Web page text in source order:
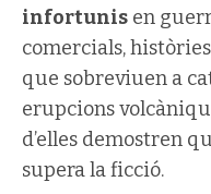
infortunis en
comercials,
que sobreviuen a
erupcions
d’elles demostren
supera la ficció.